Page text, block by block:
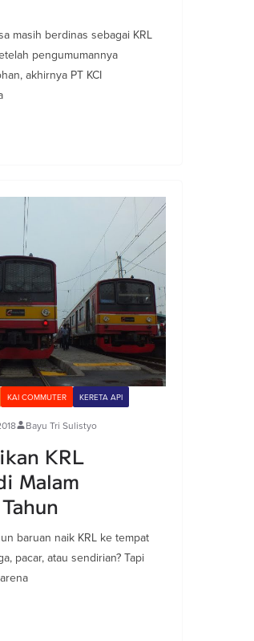
masih berdinas sebagai KRL
pengumumannya
akhirnya PT KCI
KAI COMMUTER KERETA API
Bayu Tri Sulistyo
KRL
Malam
baruan naik KRL ke tempat
pacar, atau sendirian? Tapi